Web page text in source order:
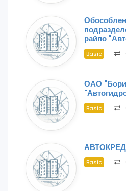
райпо
Basic
ОАО
Basic
Basic